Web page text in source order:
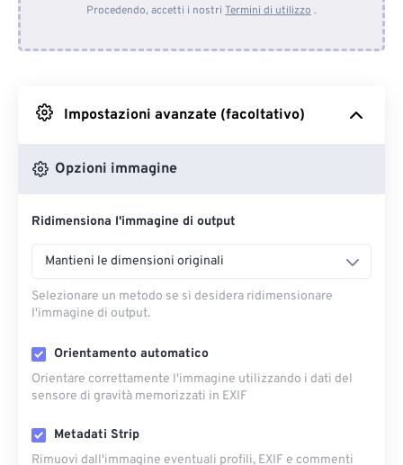
Da Google Drive
Procedendo, accetti i nostri Termini di utilizzo .
Impostazioni avanzate (facoltativo)
Opzioni immagine
Ridimensiona l'immagine di output
Mantieni le dimensioni originali
Selezionare un metodo se si desidera ridimensionare
l'immagine di output.
Orientamento automatico
Orientare correttamente l'immagine utilizzando i dati del
sensore di gravità memorizzati in EXIF
Metadati Strip
Rimuovi dall'immagine eventuali profili, EXIF ​​e commenti